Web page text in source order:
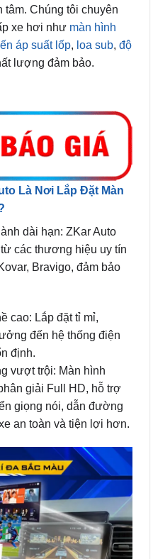
tâm. Chúng tôi chuyên
xe hơi như màn hình
áp suất lốp, loa sub, độ
lượng đảm bảo.
Là Nơi Lắp Đặt Màn
dài hạn: ZKar Auto
các thương hiệu uy tín
Bravigo, đảm bảo
cao: Lắp đặt tỉ mỉ,
đến hệ thống điện
định.
vượt trội: Màn hình
giải Full HD, hỗ trợ
giọng nói, dẫn đường
an toàn và tiện lợi hơn.